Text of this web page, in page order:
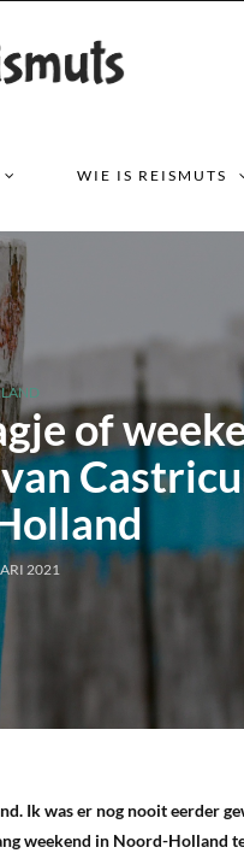
WIE IS REISMUTS
of
2021
Ik was er nog nooit eerder
weekend in Noord-Holland